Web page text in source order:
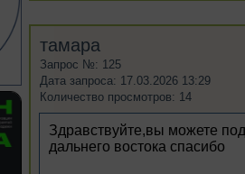
тамара
Запрос №: 125
Дата запроса: 17.03.2026 13:29
Количество просмотров: 14
Здравствуйте,вы можете
дальнего востока спасибо